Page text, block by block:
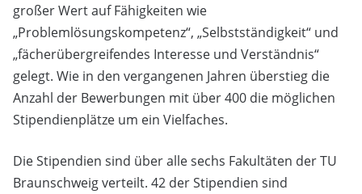
großer Wert auf Fähigkeiten wie
„Problemlösungskompetenz“, „Selbstständigkeit“ und
„fächerübergreifendes Interesse und Verständnis“
gelegt. Wie in den vergangenen Jahren überstieg die
Anzahl der Bewerbungen mit über 400 die möglichen
Stipendienplätze um ein Vielfaches.
Die Stipendien sind über alle sechs Fakultäten der TU
Braunschweig verteilt. 42 der Stipendien sind